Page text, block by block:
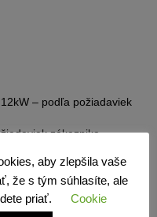
– podľa požiadaviek
zákaznika
aby zlepšila vaše
že s tým súhlasíte, ale
priať.
Cookie